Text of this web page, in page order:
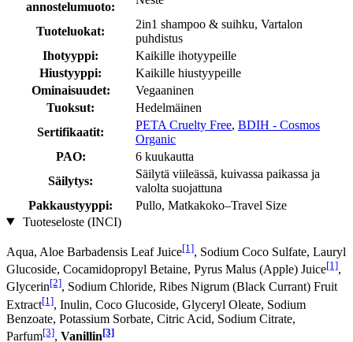
annostelumuoto:
Tuoteluokat:
2in1 shampoo & suihku, Vartalon
puhdistus
Ihotyyppi:
Kaikille ihotyypeille
Hiustyyppi:
Kaikille hiustyypeille
Ominaisuudet:
Vegaaninen
Tuoksut:
Hedelmäinen
Sertifikaatit:
PETA Cruelty Free, BDIH - Cosmos
Organic
PAO:
6 kuukautta
Säilytys:
Säilytä viileässä, kuivassa paikassa ja
valolta suojattuna
Pakkaustyyppi:
Pullo, Matkakoko–Travel Size
Tuoteseloste (INCI)
Aqua, Aloe Barbadensis Leaf Juice[1], Sodium Coco­ Sulfate, Lauryl
Glucoside, Cocamidopropyl Betaine, Pyrus Malus (Apple) Juice[1],
Glycerin[2], Sodium Chloride, Ribes Nigrum (Black Currant) Fruit
Extract[1], Inulin, Coco Glucoside, Glyceryl Oleate, Sodium
Benzoate, Potassium Sorbate, Citric Acid, Sodium Citrate,
Parfum[3], Vanillin[3]